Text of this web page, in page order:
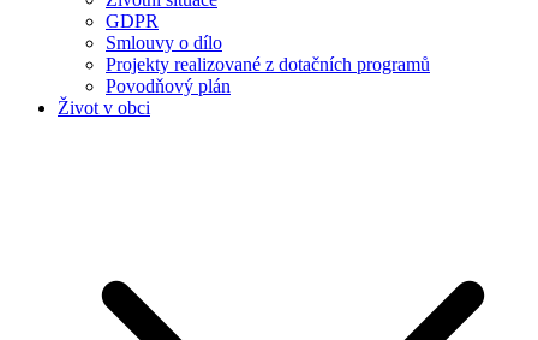
GDPR
Smlouvy o dílo
Projekty realizované z dotačních programů
Povodňový plán
Život v obci